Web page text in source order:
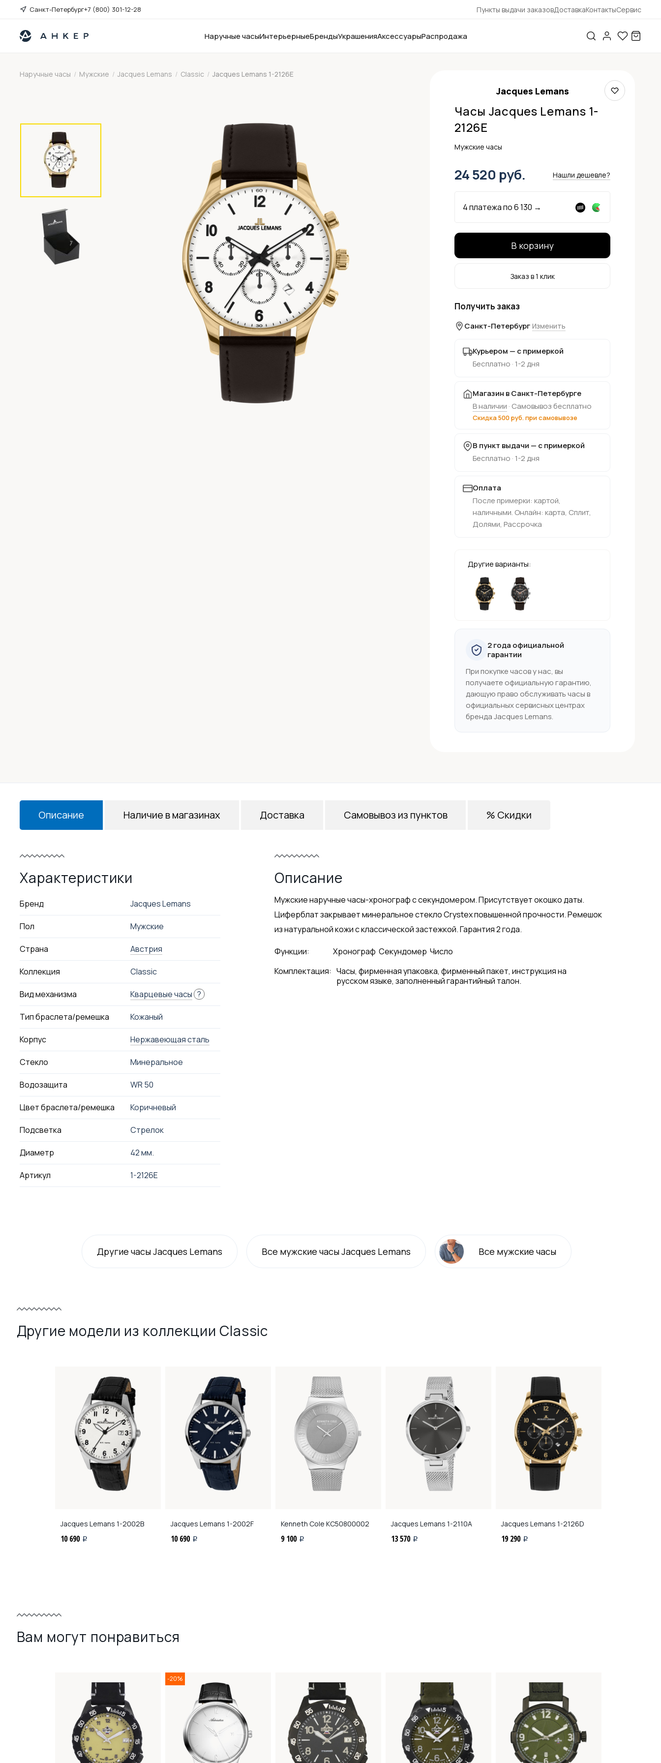
Санкт-Петербург+7 (800) 301-12-28 Пункты выдачи заказовДоставкаКонтактыСервис
Наручные часыИнтерьерныеБрендыУкрашенияАксессуарыРаспродажа
Наручные часы / Мужские / Jacques Lemans / Classic / Jacques Lemans 1-2126E
Jacques Lemans
Часы Jacques Lemans 1-
2126E
Мужские часы
24 520 руб. Нашли дешевле?
4 платежа по6 130 →
В корзину
Заказ в 1 клик
Получить заказ
Санкт-Петербург Изменить
Курьером — с примеркой
Бесплатно · 1-2 дня
Магазин в Санкт-Петербурге
В наличии · Самовывоз бесплатно
Скидка 500 руб. при самовывозе
В пункт выдачи — с примеркой
Бесплатно · 1-2 дня
Оплата
После примерки: картой,
наличными. Онлайн: карта, Сплит,
Долями, Рассрочка
Другие варианты:
2 года официальной
гарантии
При покупке часов у нас, вы
получаете официальную гарантию,
дающую право обслуживать часы в
официальных сервисных центрах
бренда Jacques Lemans.
Описание
Характеристики
Бренд Jacques Lemans
Пол Мужские
Страна Австрия
Коллекция Classic
Вид механизма Кварцевые часы ?
Тип браслета/ремешка Кожаный
Корпус Нержавеющая сталь
Стекло Минеральное
Водозащита WR 50
Цвет браслета/ремешка Коричневый
Подсветка Стрелок
Диаметр 42 мм.
Артикул 1-2126E
Описание
Мужские наручные часы-хронограф с секундомером. Присутствует окошко даты.
Циферблат закрывает минеральное стекло Crystex повышенной прочности. Ремешок
из натуральной кожи с классической застежкой. Гарантия 2 года.
Функции: Хронограф Секундомер Число
Комплектация: Часы, фирменная упаковка, фирменный пакет, инструкция на
русском языке, заполненный гарантийный талон.
Наличие в магазинах Доставка Самовывоз из пунктов % Скидки
Другие часы Jacques Lemans Все мужские часы Jacques Lemans Все мужские часы
Другие модели из коллекции Classic
Jacques Lemans 1-2002B
10 690 i
Jacques Lemans 1-2002F
10 690 i
Kenneth Cole KC50800002
9 100 i
Jacques Lemans 1-2110A
13 570 i
Jacques Lemans 1-2126D
19 290 i
Вам могут понравиться
-20%